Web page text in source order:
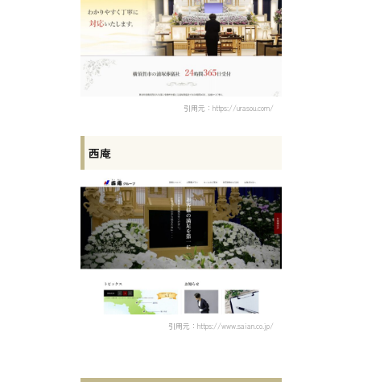
引用元：https://urasou.com/
西庵
引用元：https://www.saian.co.jp/